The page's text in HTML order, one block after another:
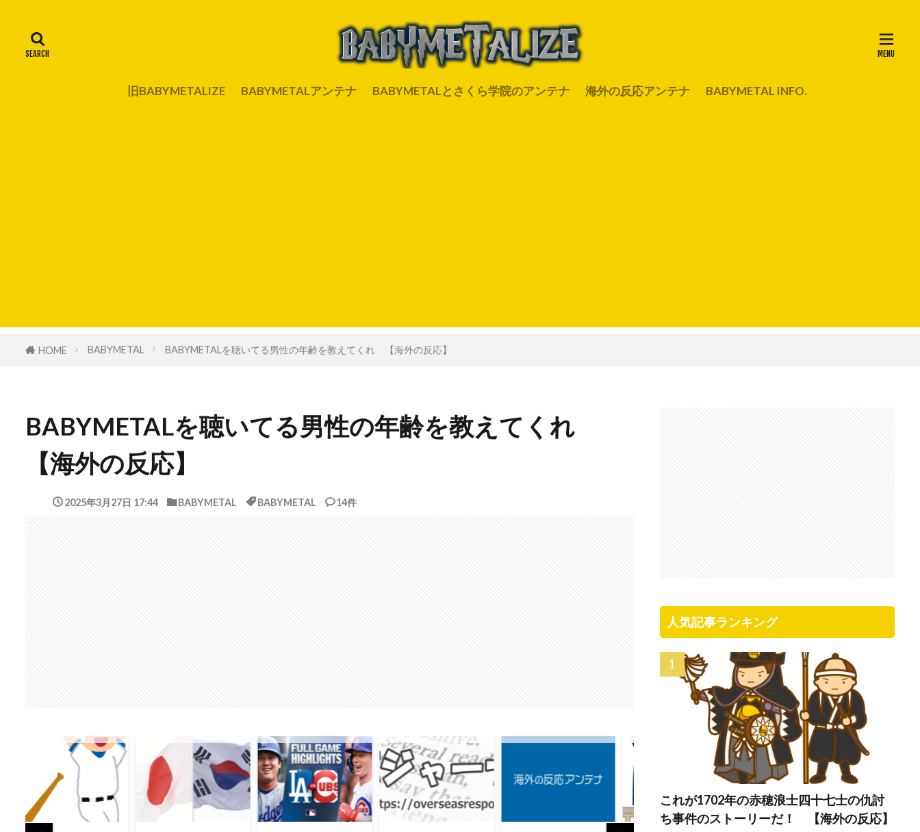
旧BABYMETALIZE BABYMETALアンテナ BABYMETALとさくら学院のアンテナ 海外の反応アンテナ BABYMETAL INFO.
HOME BABYMETAL BABYMETALを聴いてる男性の年齢を教えてくれ 【海外の反応】
BABYMETALを聴いてる男性の年齢を教えてくれ
【海外の反応】
2025年3月27日 17:44 BABYMETAL BABYMETAL 14件
人気記事ランキング
これが1702年の赤穂浪士四十七士の仇討
ち事件のストーリーだ！ 【海外の反応】